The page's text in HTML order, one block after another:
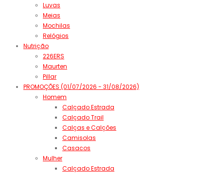
Luvas
Meias
Mochilas
Relógios
Nutrição
226ERS
Maurten
Pillar
PROMOÇÕES (01/07/2026 - 31/08/2026)
Homem
Calçado Estrada
Calçado Trail
Calças e Calções
Camisolas
Casacos
Mulher
Calçado Estrada